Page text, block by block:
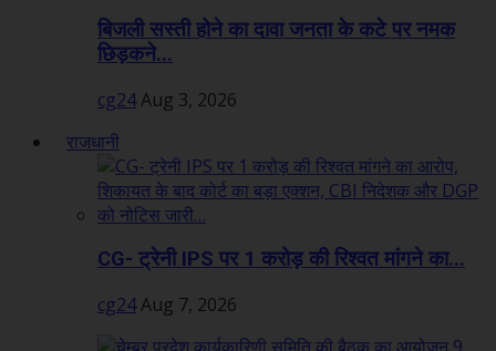
बिजली सस्ती होने का दावा जनता के कटे पर नमक
छिड़कने...
cg24Aug 3, 2026
राजधानी
CG- ट्रेनी IPS पर 1 करोड़ की रिश्वत मांगने का...
cg24Aug 7, 2026